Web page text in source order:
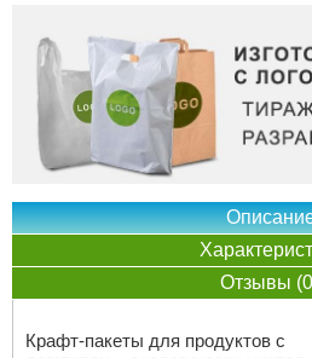
Отзывы
Крафт-пакеты для продуктов с